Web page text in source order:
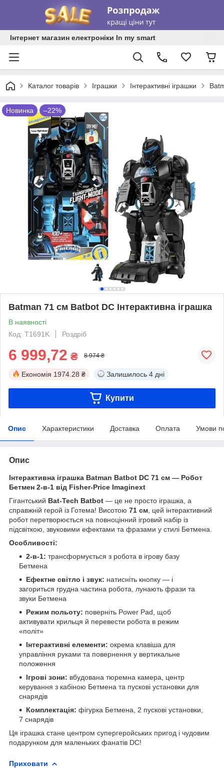
Інтернет магазин електроніки In my smart
Каталог товарів Іграшки Інтерактивні іграшки
Новинка –22%
Batman 71 см Batbot DC Інтерактивна іграшка
В наявності
Код: T1691K
Роздріб
6 999,72 ₴ 8 974 ₴
Економія 1974.28 ₴ Залишилось 4 дні
Купити
Опис Характеристики Доставка Оплата Умови
Опис
Інтерактивна іграшка Batman Batbot DC 71 см — Робот
Бетмен 2-в-1 від Fisher-Price Imaginext
Гігантський Bat-Tech Batbot — це не просто іграшка, а
справжній герой із Готема! Висотою 71 см , цей інтерактивний
робот перетворюється на повноцінний ігровий набір із
підсвіткою, звуковими ефектами та фразами у стилі Бетмена.
Особливості:
2-в-1: трансформується з робота в ігрову базу
Бетмена
Ефектне світло і звук: натисніть кнопку — і
загориться грудна частина робота, лунають фрази та
звуки Бетмена
Режим польоту: поверніть Power Pad, щоб
активувати крильця й перевести робота в режим
«політ»
Інтерактивні елементи: окрема клавіша для
управління руками та повернення у вертикальне
положення
Ігрові зони: вбудована тюремна камера, центр
керування з кабіною Бетмена та пускові установки для
снарядів
Комплектація: фігурка Бетмена, 2 пускові установки,
7 снарядів
Ця іграшка стане центром супергеройських пригод і чудовим
подарунком для маленьких фанатів DC!
Приховати